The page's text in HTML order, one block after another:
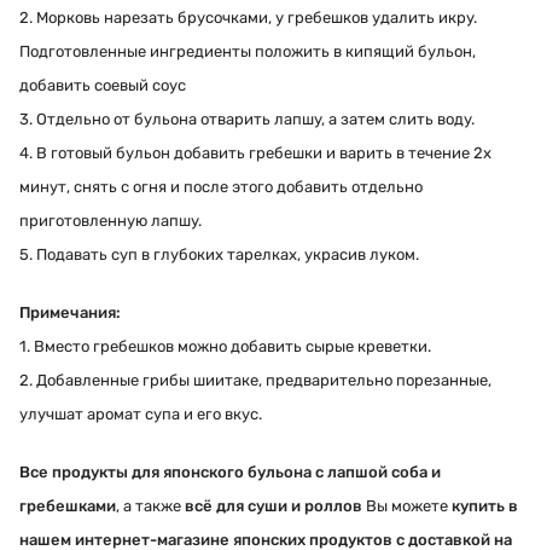
2. Морковь нарезать брусочками, у гребешков удалить икру.
Подготовленные ингредиенты положить в кипящий бульон,
добавить соевый соус
3. Отдельно от бульона отварить лапшу, а затем слить воду.
4. В готовый бульон добавить гребешки и варить в течение 2х
минут, снять с огня и после этого добавить отдельно
приготовленную лапшу.
5. Подавать суп в глубоких тарелках, украсив луком.
Примечания:
1. Вместо гребешков можно добавить сырые креветки.
2. Добавленные грибы шиитаке, предварительно порезанные,
улучшат аромат супа и его вкус.
Все продукты для японского бульона с лапшой соба и
гребешками, а также всё для суши и роллов Вы можете купить в
нашем интернет-магазине японских продуктов с доставкой на